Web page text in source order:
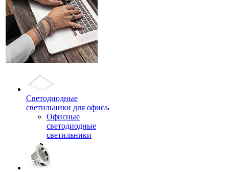
Светодиодные
светильники для офиса
Офисные
светодиодные
светильники